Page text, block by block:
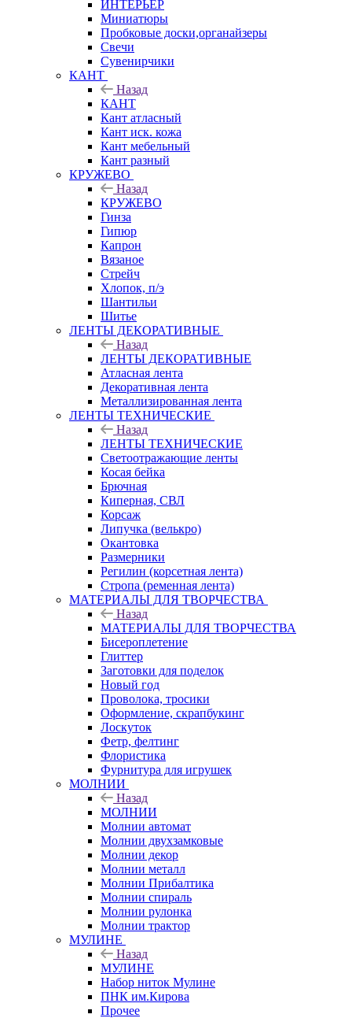
ИНТЕРЬЕР
Миниатюры
Пробковые доски,органайзеры
Свечи
Сувенирчики
КАНТ
Назад
КАНТ
Кант атласный
Кант иск. кожа
Кант мебельный
Кант разный
КРУЖЕВО
Назад
КРУЖЕВО
Гинза
Гипюр
Капрон
Вязаное
Стрейч
Хлопок, п/э
Шантильи
Шитье
ЛЕНТЫ ДЕКОРАТИВНЫЕ
Назад
ЛЕНТЫ ДЕКОРАТИВНЫЕ
Атласная лента
Декоративная лента
Металлизированная лента
ЛЕНТЫ ТЕХНИЧЕСКИЕ
Назад
ЛЕНТЫ ТЕХНИЧЕСКИЕ
Светоотражающие ленты
Косая бейка
Брючная
Киперная, СВЛ
Корсаж
Липучка (велькро)
Окантовка
Размерники
Регилин (корсетная лента)
Стропа (ременная лента)
МАТЕРИАЛЫ ДЛЯ ТВОРЧЕСТВА
Назад
МАТЕРИАЛЫ ДЛЯ ТВОРЧЕСТВА
Бисероплетение
Глиттер
Заготовки для поделок
Новый год
Проволока, тросики
Оформление, скрапбукинг
Лоскуток
Фетр, фелтинг
Флористика
Фурнитура для игрушек
МОЛНИИ
Назад
МОЛНИИ
Молнии автомат
Молнии двухзамковые
Молнии декор
Молнии металл
Молнии Прибалтика
Молнии спираль
Молнии рулонка
Молнии трактор
МУЛИНЕ
Назад
МУЛИНЕ
Набор ниток Мулине
ПНК им.Кирова
Прочее